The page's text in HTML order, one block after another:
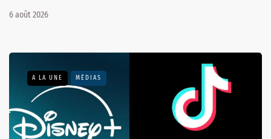
6 août 2026
A LA UNE MÉDIAS